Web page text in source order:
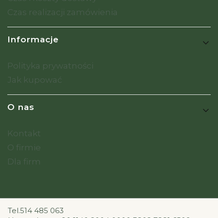
Czas realizacji zamówienia
Informacje
Polityka prywatności
Jak kupować
O nas
Kontakt
O firmie
Dla firm
Tel.514 485 063